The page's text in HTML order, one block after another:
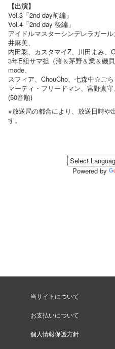
【出演】
Vol.3「2nd day前編」
Vol.4「2nd day 後編」
アイドルマスターシンデレラガー
井麻美、
内田彩、カスタマイZ、川田まみ、
3年E組サマ担（渚＆茅野＆業＆磯
mode、
スフィア、ChouCho、七森中☆ごら
マーティ・フリードマン、宮野真
(50音順)
※放送局の都合により、放送日時や
す。
Powered by
当サイトについて
お支払いについて
個人情報保護方針